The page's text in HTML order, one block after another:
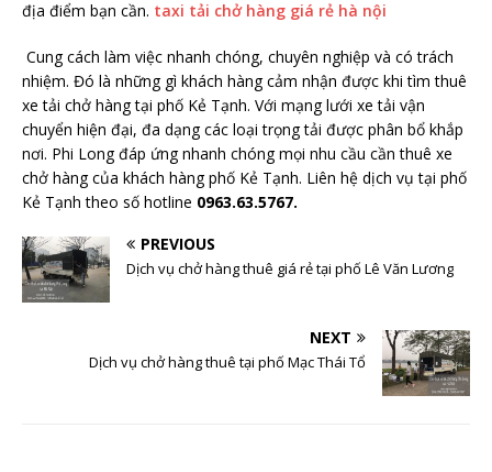
địa điểm bạn cần. taxi tải chở hàng giá rẻ hà nội
Cung cách làm việc nhanh chóng, chuyên nghiệp và có trách
nhiệm. Đó là những gì khách hàng cảm nhận được khi tìm thuê
xe tải chở hàng tại phố Kẻ Tạnh. Với mạng lưới xe tải vận
chuyển hiện đại, đa dạng các loại trọng tải được phân bổ khắp
nơi. Phi Long đáp ứng nhanh chóng mọi nhu cầu cần thuê xe
chở hàng của khách hàng phố Kẻ Tạnh. Liên hệ dịch vụ tại phố
Kẻ Tạnh theo số hotline 0963.63.5767.
PREVIOUS
Dịch vụ chở hàng thuê giá rẻ tại phố Lê Văn Lương
NEXT
Dịch vụ chở hàng thuê tại phố Mạc Thái Tổ